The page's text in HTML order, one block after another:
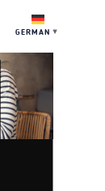
GERMAN ▼